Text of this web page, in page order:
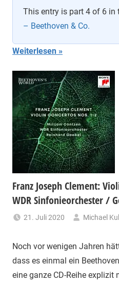
This entry is part 4 of 6 in
– Beethoven & Co.
Weiterlesen
Franz Joseph Clement:
WDR Sinfonieorchester /
21. Juli 2020 Michael
Noch vor wenigen Jahren
dass es einmal ein
eine ganze CD-Reihe explizit